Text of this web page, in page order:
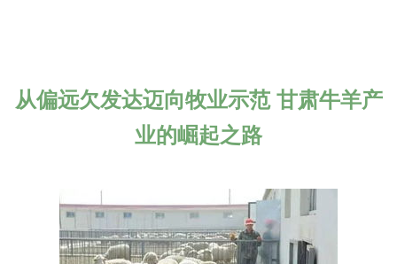
从偏远欠发达迈向牧业示范 甘肃牛羊产
业的崛起之路